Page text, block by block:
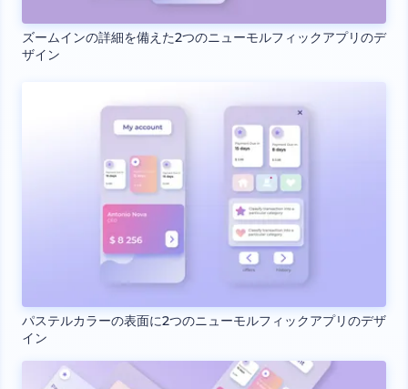
ズームインの詳細を備えた2つのニューモルフィックアプリのデ
ザイン
パステルカラーの表面に2つのニューモルフィックアプリのデザ
イン